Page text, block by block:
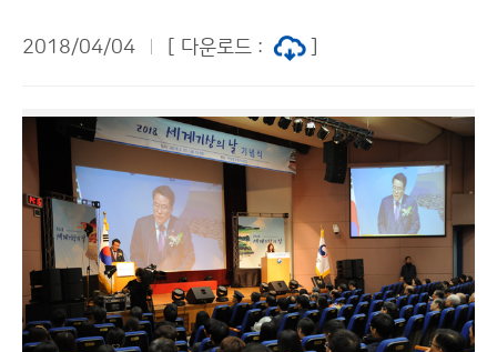
동계패럴림픽 기간 동안, 기부 누리집(다음 스토리펀딩)
대표 선수단을 응원했습니다.
2018/04/04 [ 다운로드 :